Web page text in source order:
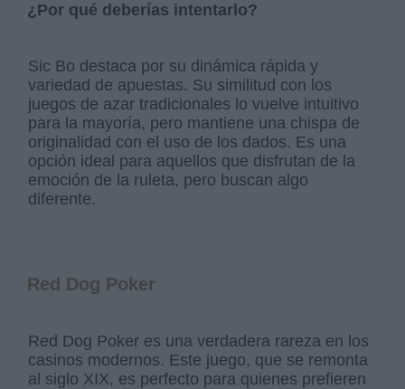
¿Por qué deberías intentarlo?
Sic Bo destaca por su dinámica rápida y
variedad de apuestas. Su similitud con los
juegos de azar tradicionales lo vuelve intuitivo
para la mayoría, pero mantiene una chispa de
originalidad con el uso de los dados. Es una
opción ideal para aquellos que disfrutan de la
emoción de la ruleta, pero buscan algo
diferente.
Red Dog Poker
Red Dog Poker es una verdadera rareza en los
casinos modernos. Este juego, que se remonta
al siglo XIX, es perfecto para quienes prefieren